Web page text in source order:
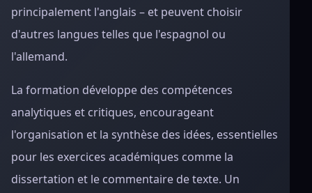
principalement l'anglais – et peuvent choisir
d'autres langues telles que l'espagnol ou
l'allemand.
La formation développe des compétences
analytiques et critiques, encourageant
l'organisation et la synthèse des idées, essentielles
pour les exercices académiques comme la
dissertation et le commentaire de texte. Un